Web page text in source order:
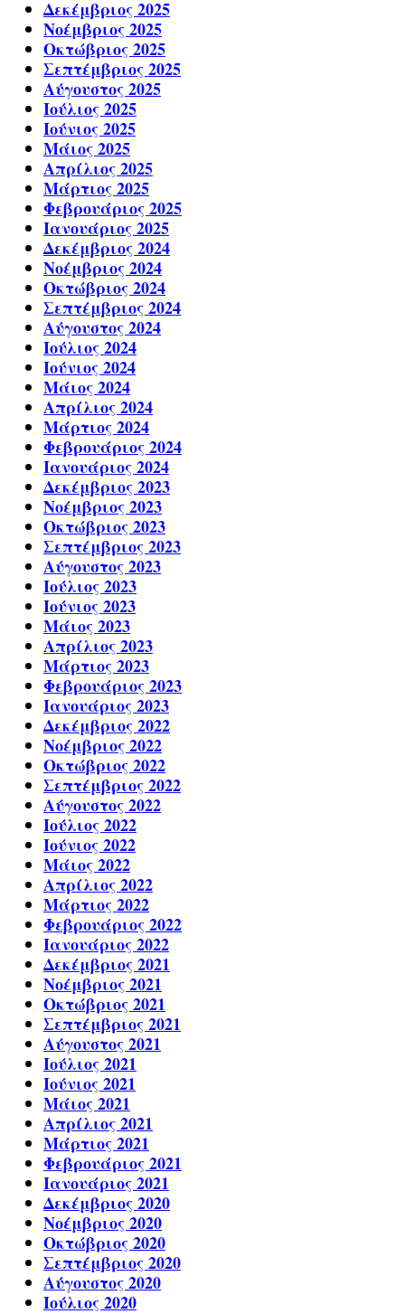
Δεκέμβριος 2025
Νοέμβριος 2025
Οκτώβριος 2025
Σεπτέμβριος 2025
Αύγουστος 2025
Ιούλιος 2025
Ιούνιος 2025
Μάιος 2025
Απρίλιος 2025
Μάρτιος 2025
Φεβρουάριος 2025
Ιανουάριος 2025
Δεκέμβριος 2024
Νοέμβριος 2024
Οκτώβριος 2024
Σεπτέμβριος 2024
Αύγουστος 2024
Ιούλιος 2024
Ιούνιος 2024
Μάιος 2024
Απρίλιος 2024
Μάρτιος 2024
Φεβρουάριος 2024
Ιανουάριος 2024
Δεκέμβριος 2023
Νοέμβριος 2023
Οκτώβριος 2023
Σεπτέμβριος 2023
Αύγουστος 2023
Ιούλιος 2023
Ιούνιος 2023
Μάιος 2023
Απρίλιος 2023
Μάρτιος 2023
Φεβρουάριος 2023
Ιανουάριος 2023
Δεκέμβριος 2022
Νοέμβριος 2022
Οκτώβριος 2022
Σεπτέμβριος 2022
Αύγουστος 2022
Ιούλιος 2022
Ιούνιος 2022
Μάιος 2022
Απρίλιος 2022
Μάρτιος 2022
Φεβρουάριος 2022
Ιανουάριος 2022
Δεκέμβριος 2021
Νοέμβριος 2021
Οκτώβριος 2021
Σεπτέμβριος 2021
Αύγουστος 2021
Ιούλιος 2021
Ιούνιος 2021
Μάιος 2021
Απρίλιος 2021
Μάρτιος 2021
Φεβρουάριος 2021
Ιανουάριος 2021
Δεκέμβριος 2020
Νοέμβριος 2020
Οκτώβριος 2020
Σεπτέμβριος 2020
Αύγουστος 2020
Ιούλιος 2020